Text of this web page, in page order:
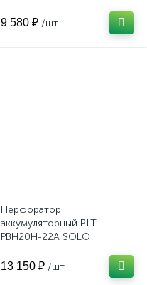
9 580 ₽ /шт
Перфоратор
аккумуляторный P.I.T.
PBH20H-22A SOLO
13 150 ₽ /шт